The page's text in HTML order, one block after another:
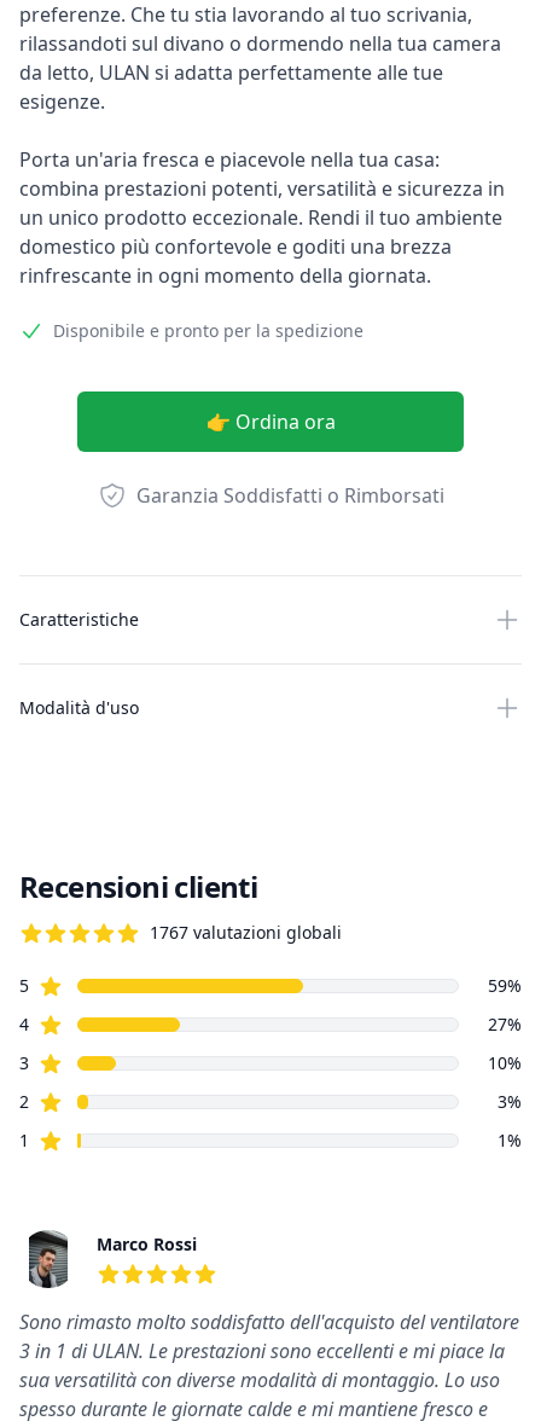
preferenze. Che tu stia lavorando al tuo scrivania,
rilassandoti sul divano o dormendo nella tua camera
da letto, ULAN si adatta perfettamente alle tue
esigenze.
Porta un'aria fresca e piacevole nella tua casa:
combina prestazioni potenti, versatilità e sicurezza in
un unico prodotto eccezionale. Rendi il tuo ambiente
domestico più confortevole e goditi una brezza
rinfrescante in ogni momento della giornata.
Disponibile e pronto per la spedizione
👉 Ordina ora
Garanzia Soddisfatti o Rimborsati
Caratteristiche
Modalità d'uso
Recensioni clienti
1767 valutazioni globali
Recensioni clienti
5Stelle recensioni 59%
4Stelle recensioni 27%
3Stelle recensioni 10%
2 Stelle recensioni 3%
1
Stelle recensioni 1%
Recensioni recenti
Marco Rossi
Sono rimasto molto soddisfatto dell'acquisto del ventilatore
3 in 1 di ULAN. Le prestazioni sono eccellenti e mi piace la
sua versatilità con diverse modalità di montaggio. Lo uso
spesso durante le giornate calde e mi mantiene fresco e